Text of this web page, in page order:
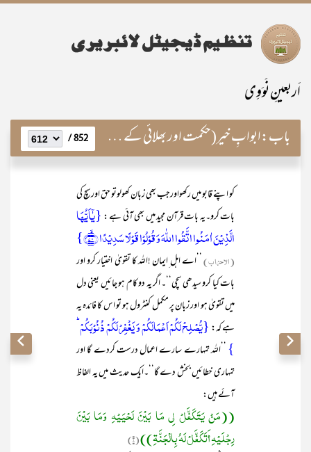
اَربعینِ نَوَوِی
باب:ابوابِ خیر(حکمت اور بھلائی کے دروازے) 852 /
کو اپنے قابو میں رکھواورجب بھی زبان کھولوتو حق اور سچ کی
بات کرو۔یہ بات قرآن مجید میں بھی آئی ہے :{یٰۤاَیُّہَا
الَّذِیۡنَ اٰمَنُوا اتَّقُوا اللّٰہَ وَ قُوۡلُوۡا قَوۡلًا سَدِیۡدًا ﴿ۙ۷۰﴾}
(الاحزاب) ’’اے اہل ِایمان !اللہ کا تقویٰ اختیار کرو اور
بات کیا کرو سیدھی سچی‘‘۔ اگر یہ دو کام ہو جائیں یعنی دل
میں تقویٰ ہو اور زبان پر مکمل کنٹرول ہو تو اس کا فائدہ یہ
ہے کہ:{یُّصۡلِحۡ لَکُمۡ اَعۡمَالَکُمۡ وَ یَغۡفِرۡ لَکُمۡ ذُنُوۡبَکُمۡ ؕ
} ’’اللہ تمہارے سارے اعمال درست کردے گا اور
تمہاری خطائیں بخش دے گا‘‘۔ایک حدیث میں یہ الفاظ
آئے ہیں:
((مَنْ یَتَکَفَّلْ لِی مَا بَیْنَ لَحْیَیْہِ وَمَا بَیْنَ
رِجْلَیْہِ أَتَکَفَّلْ لَہُ بِالْجَنَّۃِ))(۱)